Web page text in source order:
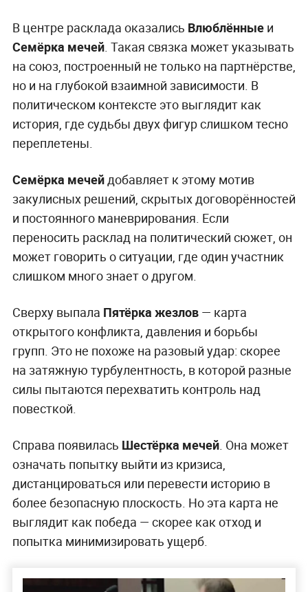
В центре расклада оказались Влюблённые и
Семёрка мечей. Такая связка может указывать
на союз, построенный не только на партнёрстве,
но и на глубокой взаимной зависимости. В
политическом контексте это выглядит как
история, где судьбы двух фигур слишком тесно
переплетены.
Семёрка мечейдобавляет к этому мотив
закулисных решений, скрытых договорённостей
и постоянного маневрирования. Если
переносить расклад на политический сюжет, он
может говорить о ситуации, где один участник
слишком много знает о другом.
Сверху выпала Пятёрка жезлов — карта
открытого конфликта, давления и борьбы
групп. Это не похоже на разовый удар: скорее
на затяжную турбулентность, в которой разные
силы пытаются перехватить контроль над
повесткой.
Справа появилась Шестёрка мечей. Она может
означать попытку выйти из кризиса,
дистанцироваться или перевести историю в
более безопасную плоскость. Но эта карта не
выглядит как победа — скорее как отход и
попытка минимизировать ущерб.